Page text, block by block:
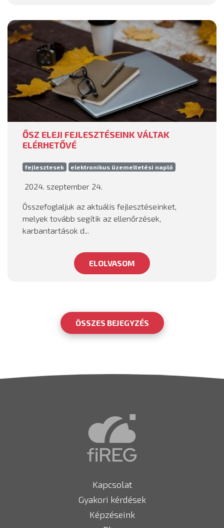
ŐSZ ELEJI FEJLESZTÉSEINK VÁLTAK
ELÉRHETŐVÉ
fejlesztesek elektronikus üzemeltetési napló
2024. szeptember 24.
Összefoglaljuk az aktuális fejlesztéseinket,
melyek tovább segítik az ellenőrzések,
karbantartások d...
ELOLVASOM
ÖSSZES BEJEGYZÉS
Kapcsolat
Gyakori kérdések
Képzéseink